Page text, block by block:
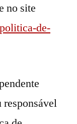
no site
de-
responsável